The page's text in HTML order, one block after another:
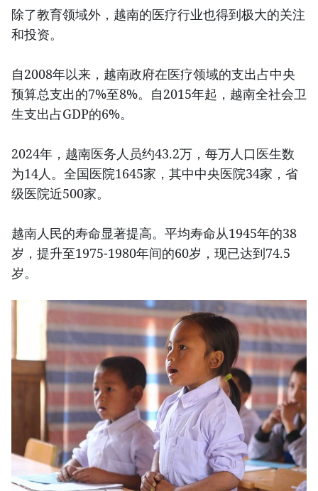
除了教育领域外，越南的医疗行业也得到极大的关注
和投资。
自2008年以来，越南政府在医疗领域的支出占中央
预算总支出的7%至8%。自2015年起，越南全社会卫
生支出占GDP的6%。
2024年，越南医务人员约43.2万，每万人口医生数
为14人。全国医院1645家，其中中央医院34家，省
级医院近500家。
越南人民的寿命显著提高。平均寿命从1945年的38
岁，提升至1975-1980年间的60岁，现已达到74.5
岁。